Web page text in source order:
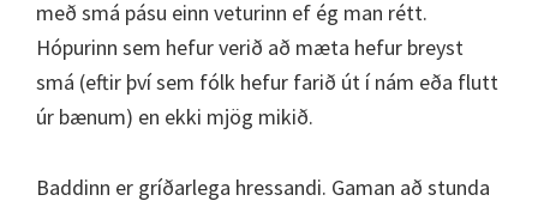
með smá pásu einn veturinn ef ég man rétt.
Hópurinn sem hefur verið að mæta hefur breyst
smá (eftir því sem fólk hefur farið út í nám eða flutt
úr bænum) en ekki mjög mikið.
Baddinn er gríðarlega hressandi. Gaman að stunda